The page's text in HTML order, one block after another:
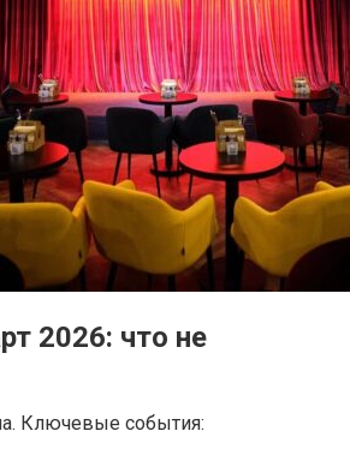
2026: что не
Ключевые события: